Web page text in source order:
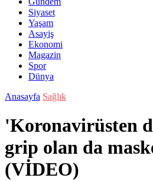
Siyaset
Yaşam
Asayiş
Ekonomi
Magazin
Spor
Dünya
Anasayfa Sağlık
'Koronavirüsten
grip olan da
(VİDEO)